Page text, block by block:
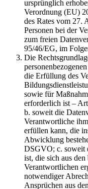
ursprünglich
Verordnung (EU)
des Rates vom 27.
Personen bei der
zum freien
95/46/EG, im
Die
die Erfüllung des
sowie für
erforderlich ist –
b. soweit die
Verantwortliche
erfüllen kann, die
Abwicklung
DSGVO; c. soweit
ist, die sich aus den
Verantwortlichen
notwendiger
Ansprüchen aus